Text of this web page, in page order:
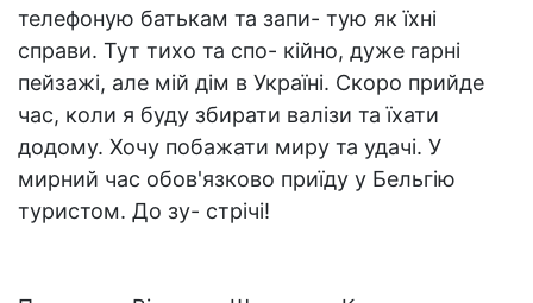
телефоную батькам та запи- тую як їхні
справи. Тут тихо та спо- кійно, дуже гарні
пейзажі, але мій дім в Україні. Скоро прийде
час, коли я буду збирати валізи та їхати
додому. Хочу побажати миру та удачі. У
мирний час обов'язково приїду у Бельгію
туристом. До зу- стрічі!